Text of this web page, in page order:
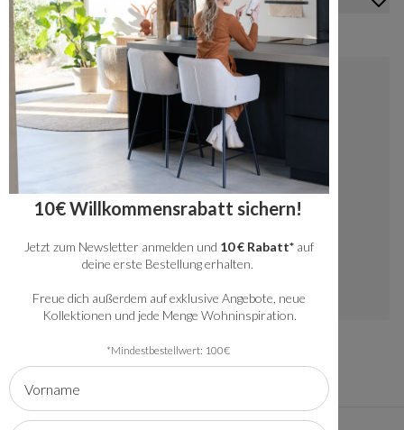
Kontakt
+49 20341512060
kundenservice@bronx71.com
Wir reagieren werktags innerhalb von 48
Stunden auf deine Fragen.
Instagram
10€ Willkommensrabatt sichern!
Jetzt zum Newsletter anmelden und 10 € Rabatt* auf
deine erste Bestellung erhalten.
Freue dich außerdem auf exklusive Angebote, neue
Kollektionen und jede Menge Wohninspiration.
*Mindestbestellwert: 100€